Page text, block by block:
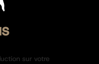
sur votre